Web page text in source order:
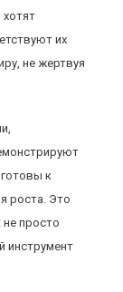
их
не жертвуя
к
роста. Это
не просто
инструмент